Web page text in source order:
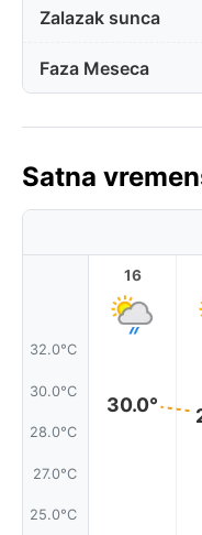
Zalazak sunca
Faza Meseca
Satna
32.0°C
30.0°C
28.0°C
27.0°C
25.0°C
16
30.0°